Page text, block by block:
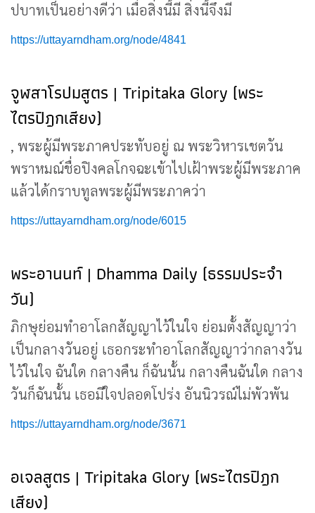
ปบาทเป็นอย่างดีว่า เมื่อสิ่งนี้มี สิ่งนี้จึงมี
https://uttayarndham.org/node/4841
จูฬสาโรปมสูตร | Tripitaka Glory (พระ
ไตรปิฎกเสียง)
, พระผู้มีพระภาคประทับอยู่ ณ พระวิหารเชตวัน
พราหมณ์ชื่อปิงคลโกจฉะเข้าไปเฝ้าพระผู้มีพระภาค
แล้วได้กราบทูลพระผู้มีพระภาคว่า
https://uttayarndham.org/node/6015
พระอานนท์ | Dhamma Daily (ธรรมประจำ
วัน)
ภิกษุย่อมทำอาโลกสัญญาไว้ในใจ ย่อมตั้งสัญญาว่า
เป็นกลางวันอยู่ เธอกระทำอาโลกสัญญาว่ากลางวัน
ไว้ในใจ ฉันใด กลางคืน ก็ฉันนั้น กลางคืนฉันใด กลาง
วันก็ฉันนั้น เธอมีใจปลอดโปร่ง อันนิวรณ์ไม่พัวพัน
https://uttayarndham.org/node/3671
อเจลสูตร | Tripitaka Glory (พระไตรปิฎก
เสียง)